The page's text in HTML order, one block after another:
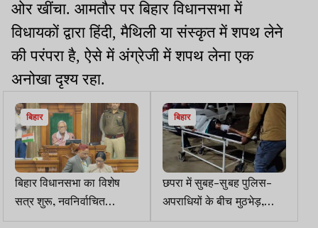
ओर खींचा. आमतौर पर बिहार विधानसभा में
विधायकों द्वारा हिंदी, मैथिली या संस्कृत में शपथ लेने
की परंपरा है, ऐसे में अंग्रेजी में शपथ लेना एक
अनोखा दृश्य रहा.
बिहार
बिहार विधानसभा का विशेष
सत्र शुरू, नवनिर्वाचित
विधायकों को दिलाई गई शपथ
बिहार
छपरा में सुबह-सुबह पुलिस-
अपराधियों के बीच मुठभेड़,
कुख्यात शिकारी राय घायल